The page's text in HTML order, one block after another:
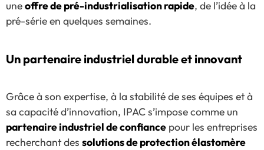
uneoffre de pré-industrialisation rapide, de l’idée à la
pré-série en quelques semaines.
Un partenaire industriel durable et innovant
Grâce à son expertise, à la stabilité de ses équipes et à
sa capacité d’innovation, IPAC s’impose comme un
partenaire industriel de confiance pour les entreprises
recherchant des solutions de protection élastomère